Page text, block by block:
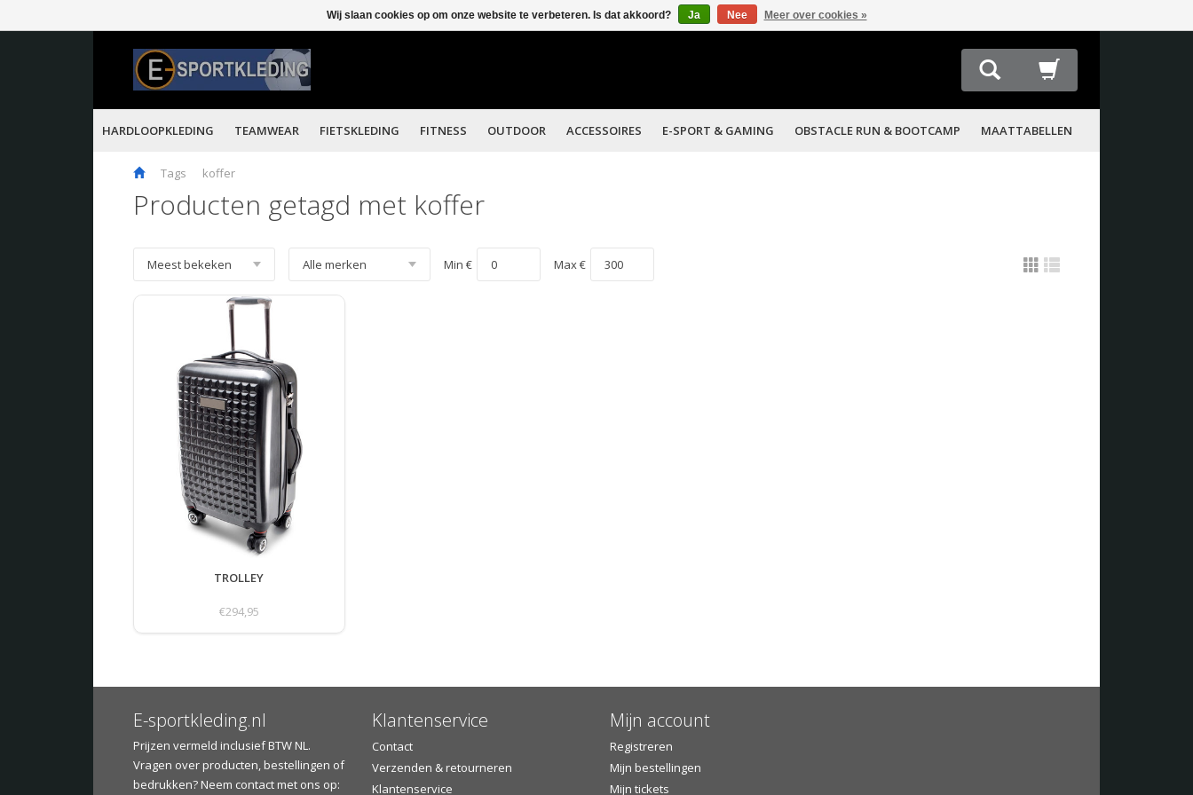
HARDLOOPKLEDING TEAMWEAR FIETSKLEDING FITNESS OUTDOOR ACCESSOIRES E-SPORT & GAMING OBSTACLE RUN & BOOTCAMP MAATTABELLEN
Tags koffer
Producten getagd met koffer
Min € Max €
TROLLEY
€294,95
E-sportkleding.nl
Prijzen vermeld inclusief BTW NL.
Vragen over producten, bestellingen of
bedrukken? Neem contact met ons op:
Klantenservice
Contact
Verzenden & retourneren
Klantenservice
Mijn account
Registreren
Mijn bestellingen
Mijn tickets
Wij slaan cookies op om onze website te verbeteren. Is dat akkoord? Ja Nee Meer over cookies »